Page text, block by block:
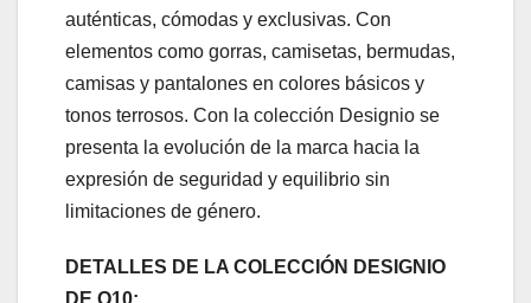
auténticas, cómodas y exclusivas. Con
elementos como gorras, camisetas, bermudas,
camisas y pantalones en colores básicos y
tonos terrosos. Con la colección Designio se
presenta la evolución de la marca hacia la
expresión de seguridad y equilibrio sin
limitaciones de género.
DETALLES DE LA COLECCIÓN DESIGNIO
DE Q10: